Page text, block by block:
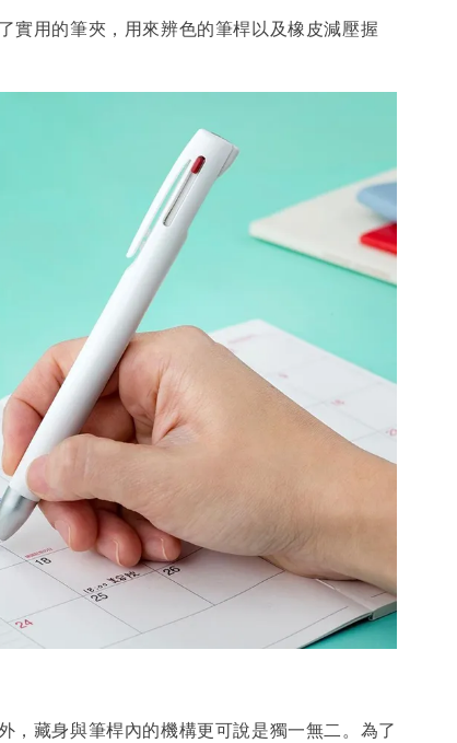
實用的筆夾，用來辨色的筆桿以及橡皮減壓握
，藏身與筆桿內的機構更可說是獨一無二。為了